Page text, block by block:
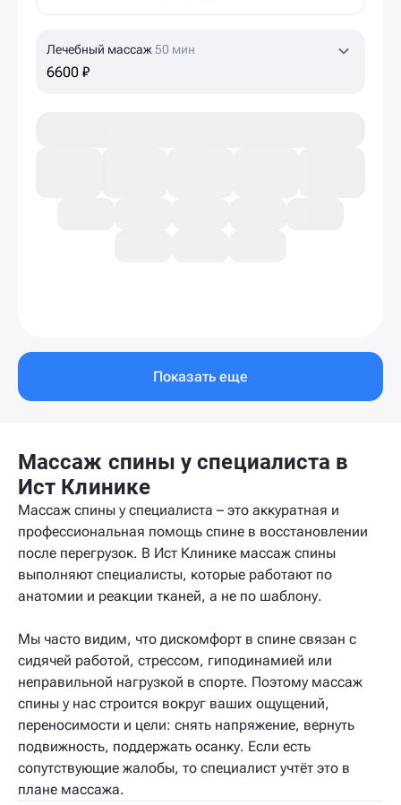
Лечебный массаж 50 мин
6600 ₽
Показать еще
Массаж спины у специалиста в
Ист Клинике
Массаж спины у специалиста – это аккуратная и
профессиональная помощь спине в восстановлении
после перегрузок. В Ист Клинике массаж спины
выполняют специалисты, которые работают по
анатомии и реакции тканей, а не по шаблону.
Мы часто видим, что дискомфорт в спине связан с
сидячей работой, стрессом, гиподинамией или
неправильной нагрузкой в спорте. Поэтому массаж
спины у нас строится вокруг ваших ощущений,
переносимости и цели: снять напряжение, вернуть
подвижность, поддержать осанку. Если есть
сопутствующие жалобы, то специалист учтёт это в
плане массажа.